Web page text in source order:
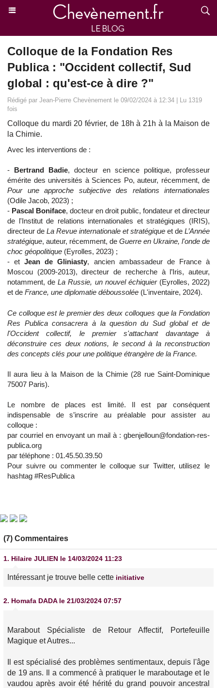
Colloque de la Fondation Res
Publica : "Occident collectif, Sud
global : qu'est-ce à dire ?"
Rédigé par Jean-Pierre Chevènement le 09/02/2024 à 12:34 | Lu 1319
fois
Colloque du mardi 20 février, de 18h à 21h à la Maison de
la Chimie.
Avec les interventions de :
- Bertrand Badie, docteur en science politique, professeur
émérite des universités à Sciences Po, auteur, récemment, de
Pour une approche subjective des relations internationales
(Odile Jacob, 2023) ;
- Pascal Boniface, docteur en droit public, fondateur et directeur
de l'Institut de relations internationales et stratégiques (IRIS),
directeur de La Revue internationale et stratégique et de L’Année
stratégique, auteur, récemment, de Guerre en Ukraine, l'onde de
choc géopolitique (Eyrolles, 2023) ;
- etJean de Gliniasty, ancien ambassadeur de France à
Moscou (2009-2013), directeur de recherche à l’Iris, auteur,
notamment, deLa Russie, un nouvel échiquier(Eyrolles, 2022)
et de France, une diplomatie déboussolée (L'inventaire, 2024).
Ce colloque est le premier des deux colloques que la Fondation
Res Publica consacrera à la question du Sud global et de
l'Occident collectif, le premier s'attachant davantage à
déconstruire ces deux notions, le second à la reconstruction
des concepts clés pour une politique étrangère de la France.
Il aura lieu à la Maison de la Chimie (28 rue Saint-Dominique
75007 Paris).
Le nombre de places est limité. Il est par conséquent
indispensable de s’inscrire au préalable pour assister au
colloque :
par courriel en envoyant un mail à : gbenjelloun@fondation-res-
publica.org
par téléphone : 01.45.50.39.50
Pour suivre ou commenter le colloque sur Twitter, utilisez le
hashtag #ResPublica
(7) Commentaires
1. Hilaire JULIEN le 14/03/2024 11:23
Intéressant je trouve belle cette initiative
2. Homafa DADA le 21/03/2024 07:57
Marabout Spécialiste de Retour Affectif, Portefeuille
Magique et Autres...
Il est spécialisé des problèmes sentimentaux, depuis l'âge
de 19 ans. Il a commencé à pratiquer le maraboutage et le
vaudou après avoir été hérité du grand pouvoir ancestral